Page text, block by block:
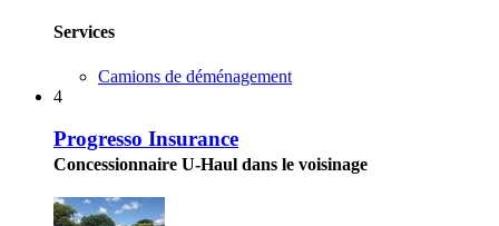
Services
Camions de déménagement
4
Progresso Insurance
Concessionnaire U-Haul dans le voisinage